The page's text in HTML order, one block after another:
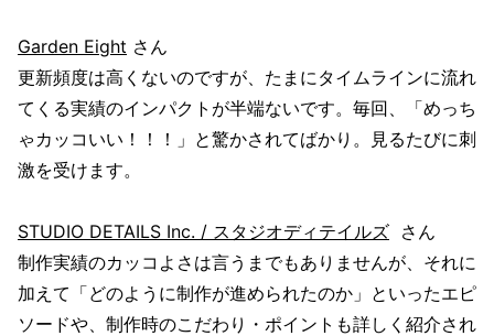
Garden Eight さん
更新頻度は高くないのですが、たまにタイムラインに流れ
てくる実績のインパクトが半端ないです。毎回、「めっち
ゃカッコいい！！！」と驚かされてばかり。見るたびに刺
激を受けます。
STUDIO DETAILS Inc. / スタジオディテイルズ さん
制作実績のカッコよさは言うまでもありませんが、それに
加えて「どのように制作が進められたのか」といったエピ
ソードや、制作時のこだわり・ポイントも詳しく紹介され